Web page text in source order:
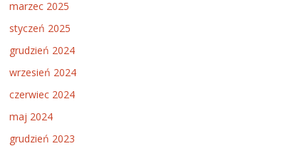
marzec 2025
styczeń 2025
grudzień 2024
wrzesień 2024
czerwiec 2024
maj 2024
grudzień 2023